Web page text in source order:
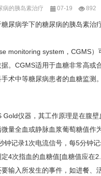
病的胰岛素治疗 07-19 892
尿病学下的糖尿病的胰岛素
monitoring system，CGMS
。CGMS适用于血糖非常高
术中等糖尿病患者的血糖监
Gold仪器，其工作原理是在腹
量全血或静脉血浆葡萄糖值
钟记录1次电流信号，每5分钟
4次指血的血糖值[血糖值应
输入所发生的事件，如进餐